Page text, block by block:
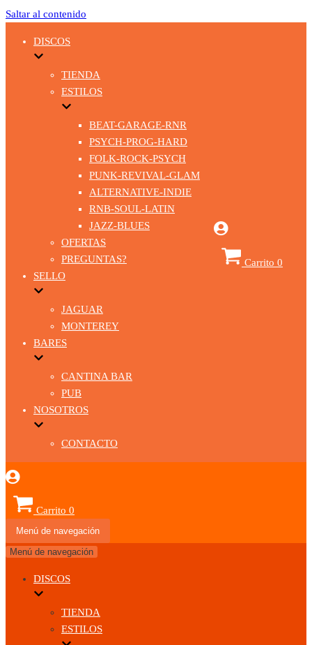
Saltar al contenido
DISCOS
TIENDA
ESTILOS
BEAT-GARAGE-RNR
PSYCH-PROG-HARD
FOLK-ROCK-PSYCH
PUNK-REVIVAL-GLAM
ALTERNATIVE-INDIE
RNB-SOUL-LATIN
JAZZ-BLUES
OFERTAS
PREGUNTAS?
SELLO
JAGUAR
MONTEREY
BARES
CANTINA BAR
PUB
NOSOTROS
CONTACTO
Carrito 0
Carrito 0
Menú de navegación
Menú de navegación
DISCOS
TIENDA
ESTILOS